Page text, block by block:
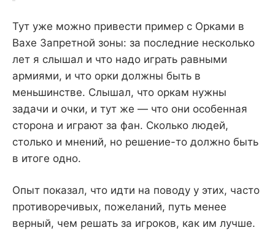
Тут уже можно привести пример с Орками в
Вахе Запретной зоны: за последние несколько
лет я слышал и что надо играть равными
армиями, и что орки должны быть в
меньшинстве. Слышал, что оркам нужны
задачи и очки, и тут же — что они особенная
сторона и играют за фан. Сколько людей,
столько и мнений, но решение-то должно быть
в итоге одно.
Опыт показал, что идти на поводу у этих, часто
противоречивых, пожеланий, путь менее
верный, чем решать за игроков, как им лучше.